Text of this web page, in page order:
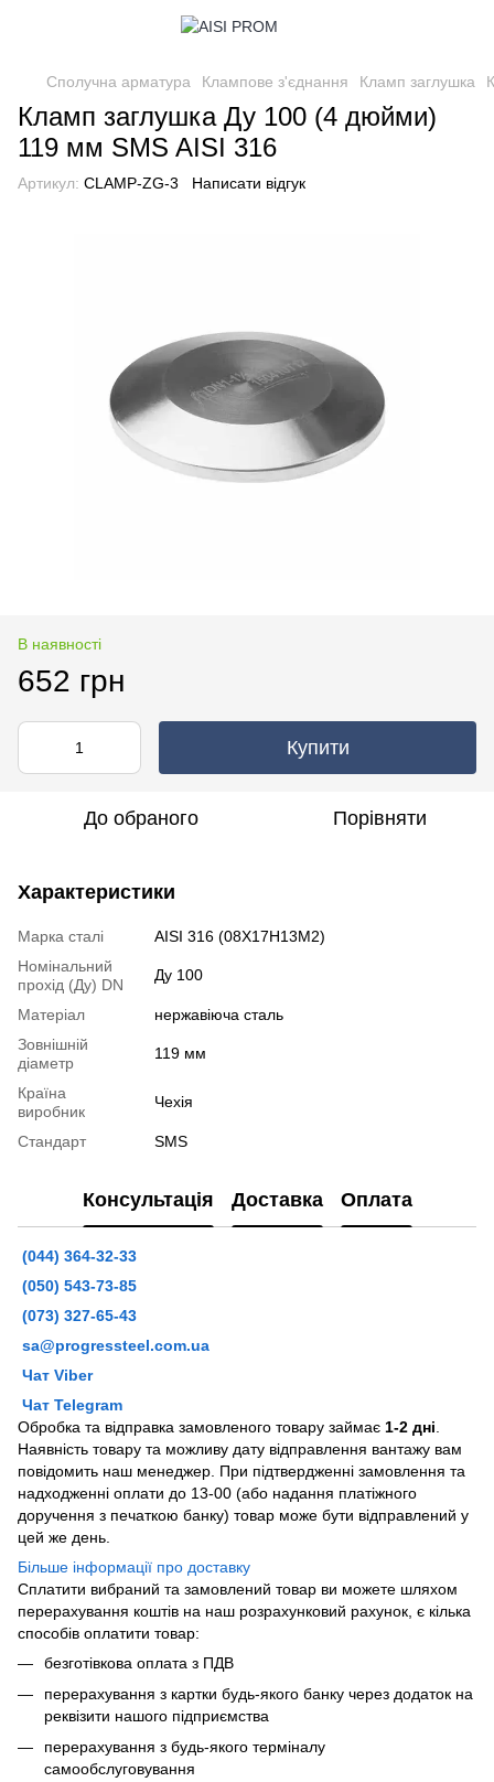
Сполучна арматура Клампове з'єднання Кламп заглушка
Кламп заглушка Ду 100 (4 дюйми)
119 мм SMS AISI 316
Артикул: CLAMP-ZG-3 Написати відгук
В наявності
652 грн
Купити
До обраного Порівняти
Характеристики
Марка сталі
AISI 316 (08Х17Н13М2)
Номінальний
прохід (Ду) DN
Ду 100
Матеріал
нержавіюча сталь
Зовнішній
діаметр
119 мм
Країна
виробник
Чехія
Стандарт SMS
Консультація Доставка Оплата
(044) 364-32-33
(050) 543-73-85
(073) 327-65-43
sa@progressteel.com.ua
Чат Viber
Чат Telegram
Обробка та відправка замовленого товару займає 1-2 дні
Наявність товару та можливу дату відправлення вантажу вам
повідомить наш менеджер. При підтвердженні замовлення та
надходженні оплати до 13-00 (або надання платіжного
доручення з печаткою банку) товар може бути відправлений у
цей же день.
Більше інформації про доставку
Сплатити вибраний та замовлений товар ви можете шляхом
перерахування коштів на наш розрахунковий рахунок, є кілька
способів оплатити товар:
безготівкова оплата з ПДВ
перерахування з картки будь-якого банку через додаток на
реквізити нашого підприємства
перерахування з будь-якого терміналу
самообслуговування